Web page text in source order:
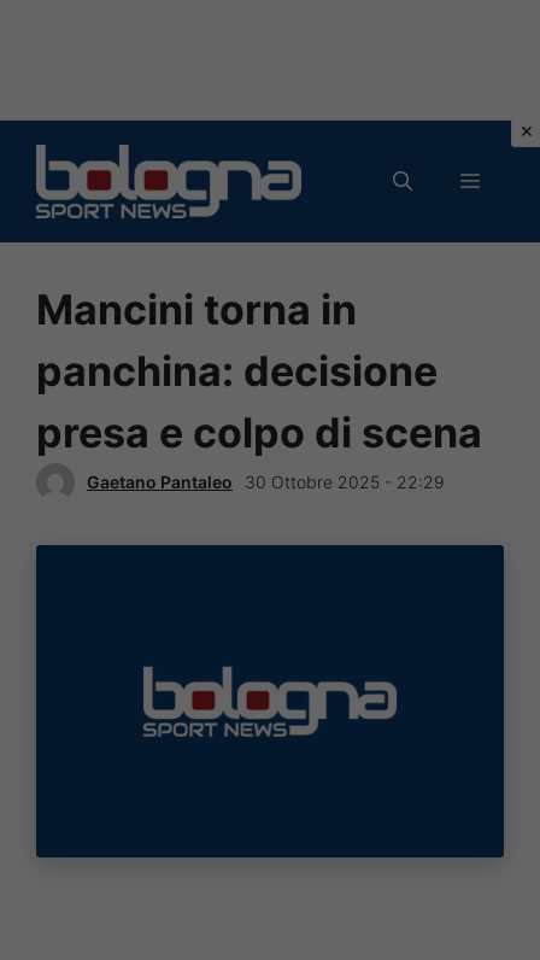
contenuto
MENU
Mancini torna in
panchina: decisione
presa e colpo di scena
Gaetano Pantaleo 30 Ottobre 2025 - 22:29